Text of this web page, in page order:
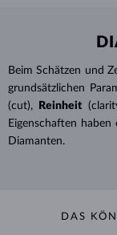
Beim Schätzen und
grundsätzlichen
(cut),
Reinheit
Eigenschaften
Diamanten.
DAS